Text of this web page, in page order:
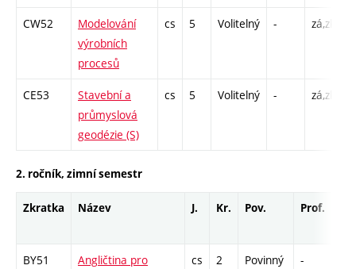
CW52
Modelování
výrobních
procesů
cs 5 Volitelný - zá,zk
CE53
Stavební a
průmyslová
geodézie (S)
cs 5 Volitelný - zá,zk
2. ročník, zimní semestr
Zkratka Název J. Kr. Pov. Prof.
BY51
Angličtina pro
cs 2 Povinný -